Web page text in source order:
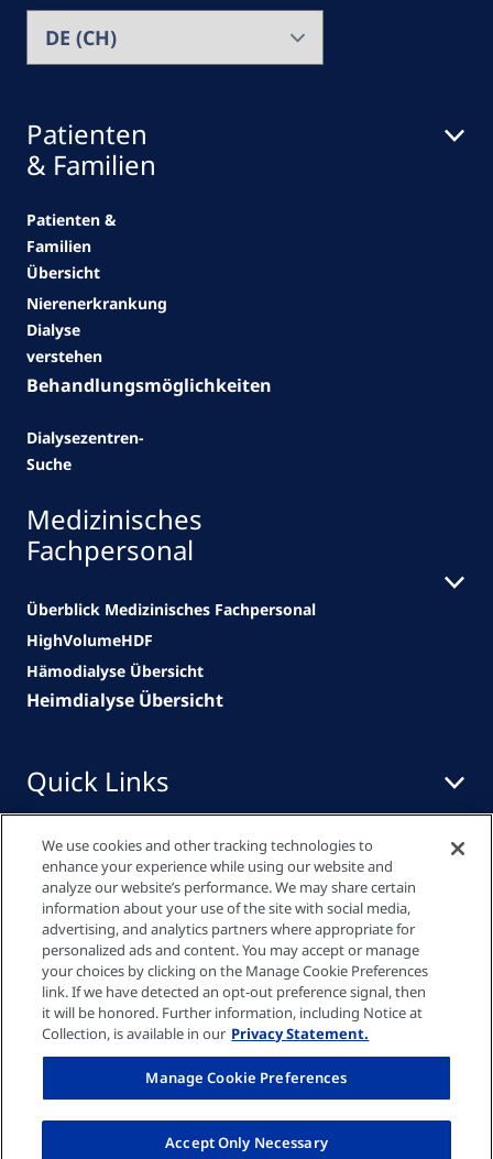
Patienten
& Familien
Patienten &
Familien
Übersicht
Nierenerkrankung
Dialyse
verstehen
Behandlungsmöglichkeiten
Dialysezentren-
Suche
Medizinisches
Fachpersonal
Überblick Medizinisches Fachpersonal
HighVolumeHDF
Hämodialyse Übersicht
Heimdialyse Übersicht
Quick Links
Zum Medien
Center
Downloadbereich
Downloadbereich
Datenschutzrichtlinie
Cookie-Einstellungen
We use cookies and other tracking technologies to
enhance your experience while using our website and
analyze our website’s performance. We may share certain
information about your use of the site with social media,
advertising, and analytics partners where appropriate for
personalized ads and content. You may accept or manage
your choices by clicking on the Manage Cookie Preferences
link. If we have detected an opt-out preference signal, then
it will be honored. Further information, including Notice at
Collection, is available in our Privacy Statement.
Manage Cookie Preferences
Accept Only Necessary